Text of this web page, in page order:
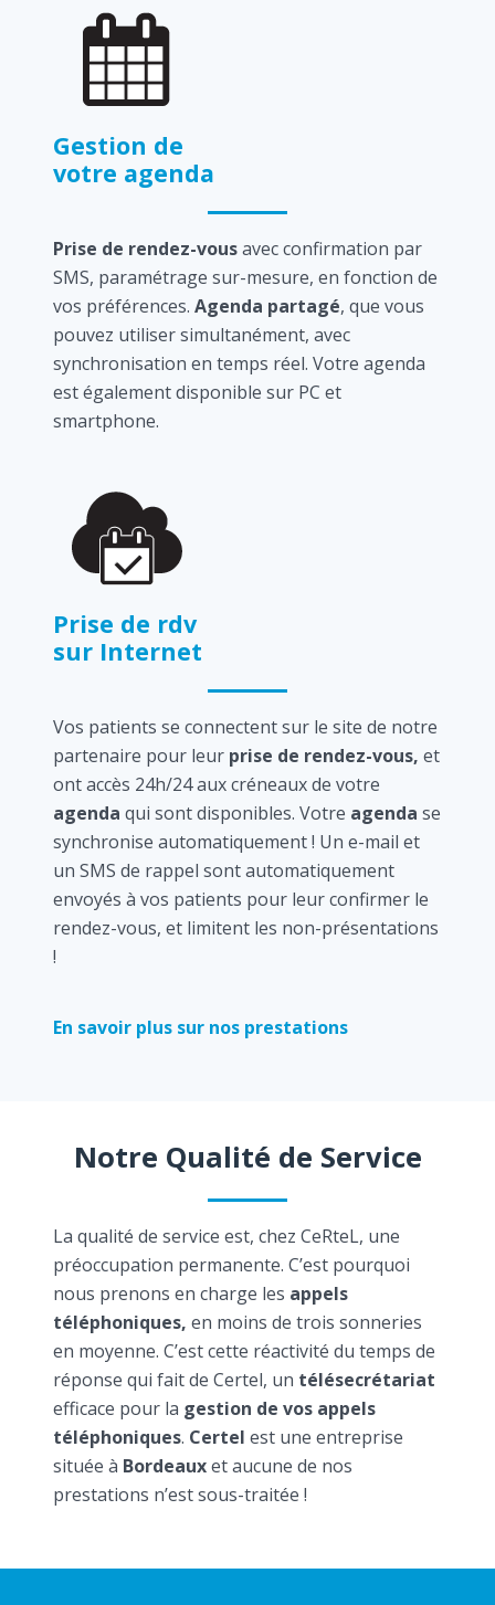
Gestion de
votre agenda
Prise de rendez-vousavec confirmation par
SMS, paramétrage sur-mesure, en fonction de
vos préférences. Agenda partagé, que vous
pouvez utiliser simultanément, avec
synchronisation en temps réel. Votre agenda
est également disponible sur PC et
smartphone.
Prise de rdv
sur Internet
Vos patients se connectent sur le site de notre
partenaire pour leur prise de rendez-vous, et
ont accès 24h/24 aux créneaux de votre
agenda qui sont disponibles. Votre agenda se
synchronise automatiquement ! Un e-mail et
un SMS de rappel sont automatiquement
envoyés à vos patients pour leur confirmer le
rendez-vous, et limitent les non-présentations
!
En savoir plus sur nos prestations
Notre Qualité de Service
La qualité de service est, chez CeRteL, une
préoccupation permanente. C’est pourquoi
nous prenons en charge les appels
téléphoniques, en moins de trois sonneries
en moyenne. C’est cette réactivité du temps de
réponse qui fait de Certel, un télésecrétariat
efficace pour la gestion de vos appels
téléphoniques. Certel est une entreprise
située à Bordeauxet aucune de nos
prestations n’est sous-traitée !